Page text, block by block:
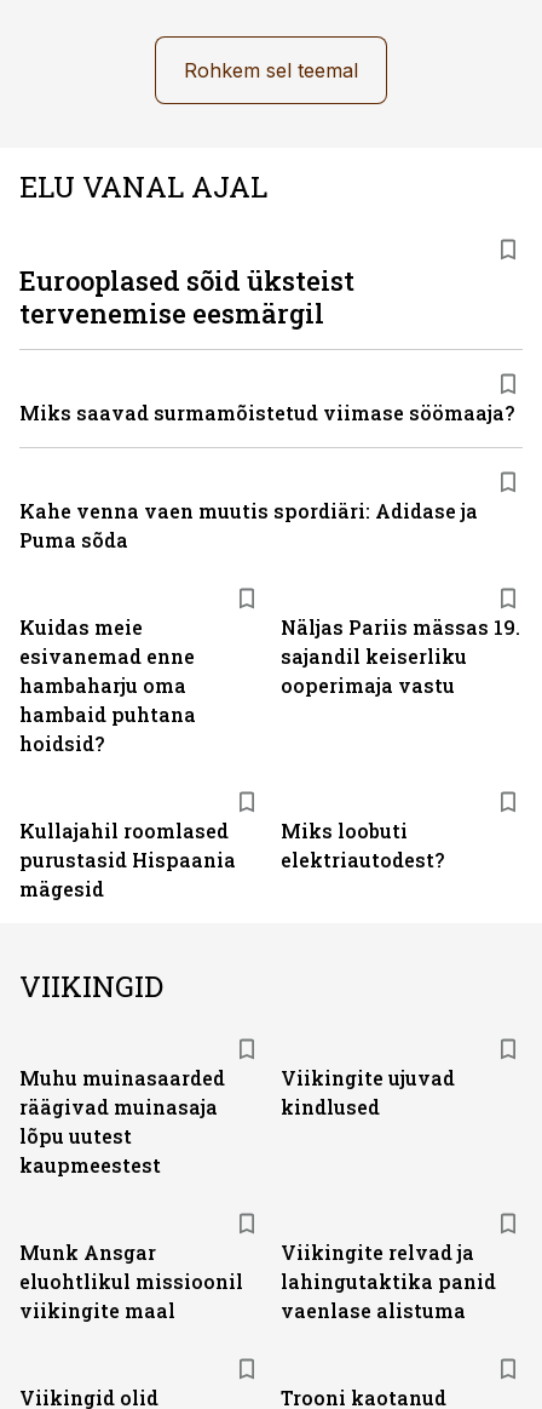
Rohkem sel teemal
ELU VANAL AJAL
Kuidas meie
esivanemad enne
hambaharju oma
hambaid puhtana
hoidsid?
Näljas Pariis mässas 19.
sajandil keiserliku
ooperimaja vastu
Kullajahil roomlased
purustasid Hispaania
mägesid
Miks loobuti
elektriautodest?
Eurooplased sõid üksteist
tervenemise eesmärgil
Miks saavad surmamõistetud viimase söömaaja?
Kahe venna vaen muutis spordiäri: Adidase ja
Puma sõda
VIIKINGID
Muhu muinasaarded
räägivad muinasaja
lõpu uutest
kaupmeestest
Viikingite ujuvad
kindlused
Munk Ansgar
eluohtlikul missioonil
viikingite maal
Viikingite relvad ja
lahingutaktika panid
vaenlase alistuma
Viikingid olid
Trooni kaotanud